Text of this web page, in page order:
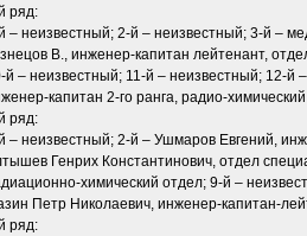
ряд:
– неизвестный; 2-й – неизвестный; 3-й –
В., инженер-капитан лейтенант,
й – неизвестный; 11-й – неизвестный; 12-й
капитан 2-го ранга, радио-
ряд:
– неизвестный; 2-й – Ушмаров Евгений,
Генрих Константинович, отдел
химический отдел; 9-й –
Петр Николаевич, инженер-капитан-
ряд: